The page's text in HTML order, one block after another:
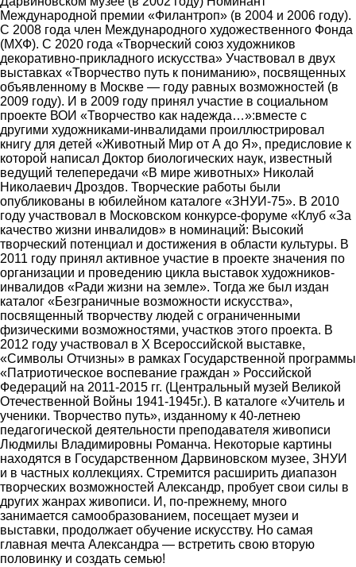
Международной премии «Филантроп» (в 2004 и 2006 году).
С 2008 года член Международного художественного Фонда
(МХФ). С 2020 года «Творческий союз художников
декоративно-прикладного искусства» Участвовал в двух
выставках «Творчество путь к пониманию», посвященных
объявленному в Москве ― году равных возможностей (в
2009 году). И в 2009 году принял участие в социальном
проекте ВОИ «Творчество как надежда…»:вместе с
другими художниками-инвалидами проиллюстрировал
книгу для детей «Животный Мир от А до Я», предисловие к
которой написал Доктор биологических наук, известный
ведущий телепередачи «В мире животных» Николай
Николаевич Дроздов. Творческие работы были
опубликованы в юбилейном каталоге «ЗНУИ-75». В 2010
году участвовал в Московском конкурсе-форуме «Клуб «За
качество жизни инвалидов» в номинаций: Высокий
творческий потенциал и достижения в области культуры. В
2011 году принял активное участие в проекте значения по
организации и проведению цикла выставок художников-
инвалидов «Ради жизни на земле». Тогда же был издан
каталог «Безграничные возможности искусства»,
посвященный творчеству людей с ограниченными
физическими возможностями, участков этого проекта. В
2012 году участвовал в Х Всероссийской выставке,
«Символы Отчизны» в рамках Государственной программы
«Патриотическое воспевание граждан » Российской
Федераций на 2011-2015 гг. (Центральный музей Великой
Отечественной Войны 1941-1945г.). В каталоге «Учитель и
ученики. Творчество путь», изданному к 40-летнею
педагогической деятельности преподавателя живописи
Людмилы Владимировны Романча. Некоторые картины
находятся в Государственном Дарвиновском музее, ЗНУИ
и в частных коллекциях. Стремится расширить диапазон
творческих возможностей Александр, пробует свои силы в
других жанрах живописи. И, по-прежнему, много
занимается самообразованием, посещает музеи и
выставки, продолжает обучение искусству. Но самая
главная мечта Александра — встретить свою вторую
половинку и создать семью!